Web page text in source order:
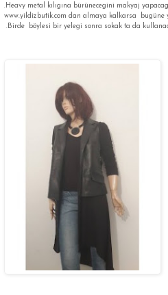
.Heavy metal kılıgına bürünecegini makyaj
www.yildizbutik.com dan almaya kalkarsa bugüne
.Birde böylesi bir yelegi sonra sokak ta da